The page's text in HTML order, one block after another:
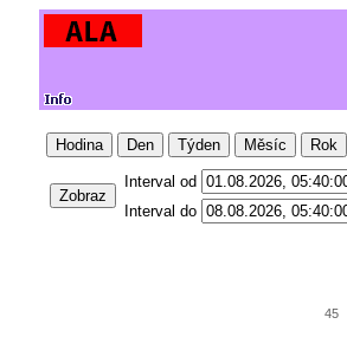
Hodina Den Týden Měsíc Rok
Zobraz
Interval od
Interval do
45